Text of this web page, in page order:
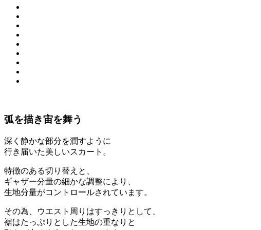
弧を描き宙を舞う
深く静かな部分を潤すように
行き届いた美しいスカート。
特徴のある切り替えと、
ギャザー分量の細かな調整により、
生地分量がコントロールされています。
その為、ウエスト周りはすっきりとして、
裾はたっぷりとした生地の重なりと